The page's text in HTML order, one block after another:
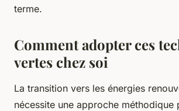
terme.
Comment adopter ces
vertes chez soi
La transition vers les énergies
nécessite une approche méthodique